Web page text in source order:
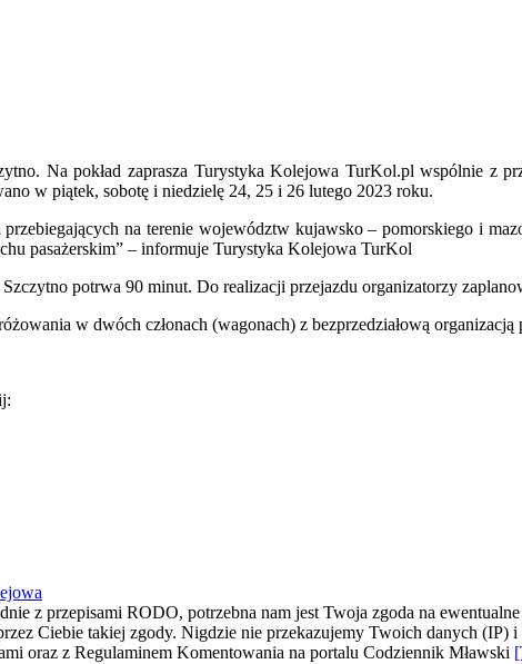
Na pokład zaprasza Turystyka Kolejowa TurKol.pl wspólnie
w piątek, sobotę i niedzielę 24, 25 i 26 lutego 2023 roku.
na terenie województw kujawsko – pomorskiego i
pasażerskim” – informuje Turystyka Kolejowa TurKol
potrwa 90 minut. Do realizacji przejazdu organizatorzy
w dwóch członach (wagonach) z bezprzedziałową organizacją
z przepisami RODO, potrzebna nam jest Twoja zgoda na
Ciebie takiej zgody. Nigdzie nie przekazujemy Twoich danych
oraz z Regulaminem Komentowania na portalu Codziennik Mławski